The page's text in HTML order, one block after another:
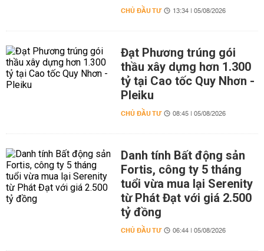
CHỦ ĐẦU TƯ 13:34 | 05/08/2026
Đạt Phương trúng gói
thầu xây dựng hơn 1.300
tỷ tại Cao tốc Quy Nhơn -
Pleiku
CHỦ ĐẦU TƯ 08:45 | 05/08/2026
Danh tính Bất động sản
Fortis, công ty 5 tháng
tuổi vừa mua lại Serenity
từ Phát Đạt với giá 2.500
tỷ đồng
CHỦ ĐẦU TƯ 06:44 | 05/08/2026